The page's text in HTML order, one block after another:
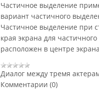
Частичное выделение
вариант частичного
Частичное выделение при
края экрана для
расположен в центре
Диалог между тремя
Комментарии (0)